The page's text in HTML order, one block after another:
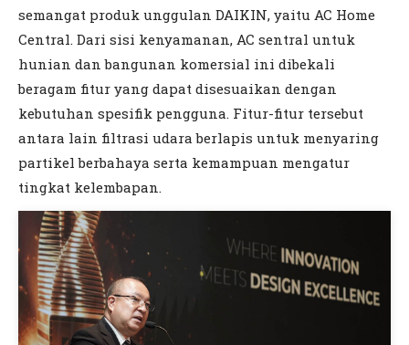
semangat produk unggulan DAIKIN, yaitu AC Home
Central. Dari sisi kenyamanan, AC sentral untuk
hunian dan bangunan komersial ini dibekali
beragam fitur yang dapat disesuaikan dengan
kebutuhan spesifik pengguna. Fitur-fitur tersebut
antara lain filtrasi udara berlapis untuk menyaring
partikel berbahaya serta kemampuan mengatur
tingkat kelembapan.